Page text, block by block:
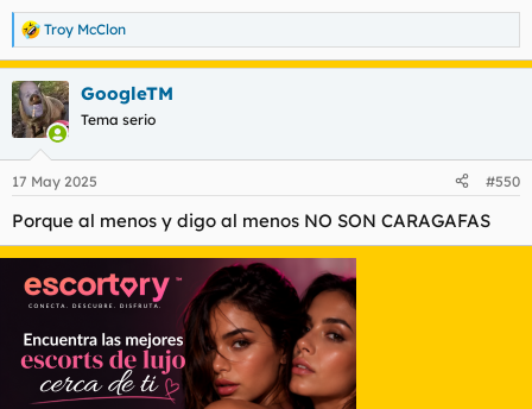
R
e
a
c
c
i
e
:
Troy McClon
GoogleTM
Tema serio
17 May 2025 #550
Porque al menos y digo al menos NO SON CARAGAFAS